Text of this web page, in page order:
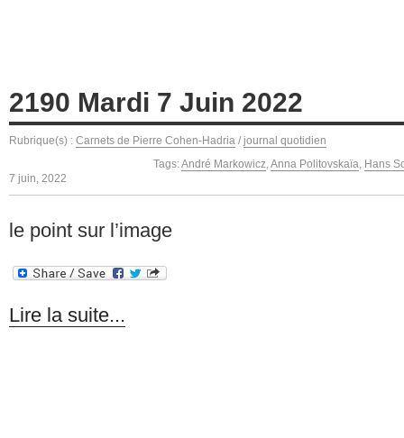
2190 Mardi 7 Juin 2022
Rubrique(s) : Carnets de Pierre Cohen-Hadria / journal quotidien
Tags:André Markowicz Anna Politovskaïa Hans
7 juin, 2022
le point sur l’image
Lire la suite...